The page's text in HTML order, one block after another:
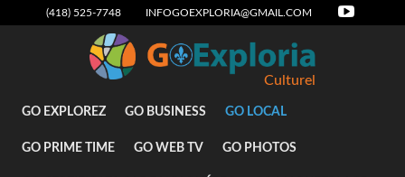
(418) 525-7748 INFOGOEXPLORIA@GMAIL.COM
Culturel
GO EXPLOREZ GO BUSINESS GO LOCAL
GO PRIME TIME GO WEB TV GO PHOTOS